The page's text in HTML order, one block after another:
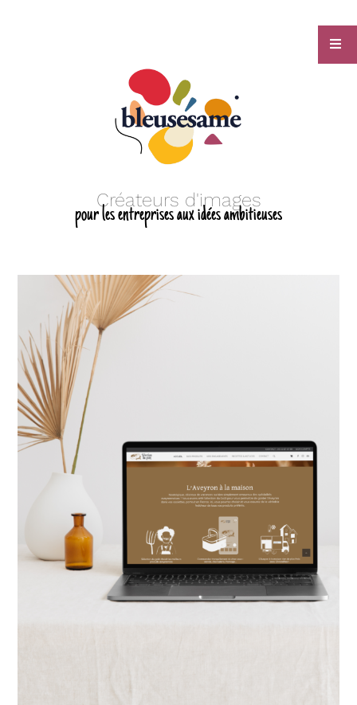
Créateurs d'images
pour les entreprises aux idées ambitieuses